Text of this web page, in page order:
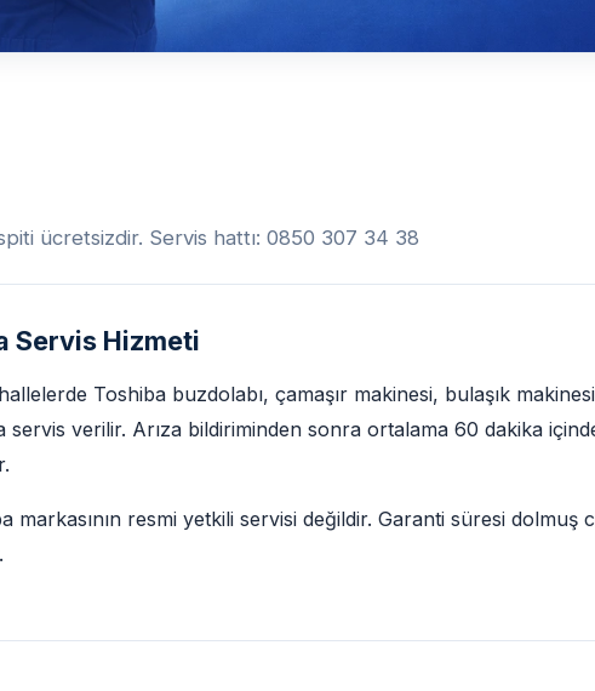
ücretsizdir. Servis hattı: 0850 307 34 38
Servis Hizmeti
Toshiba buzdolabı, çamaşır makinesi, bulaşık
servis verilir. Arıza bildiriminden sonra ortalama 60 dakika
markasının resmi yetkili servisi değildir. Garanti süresi dolmuş